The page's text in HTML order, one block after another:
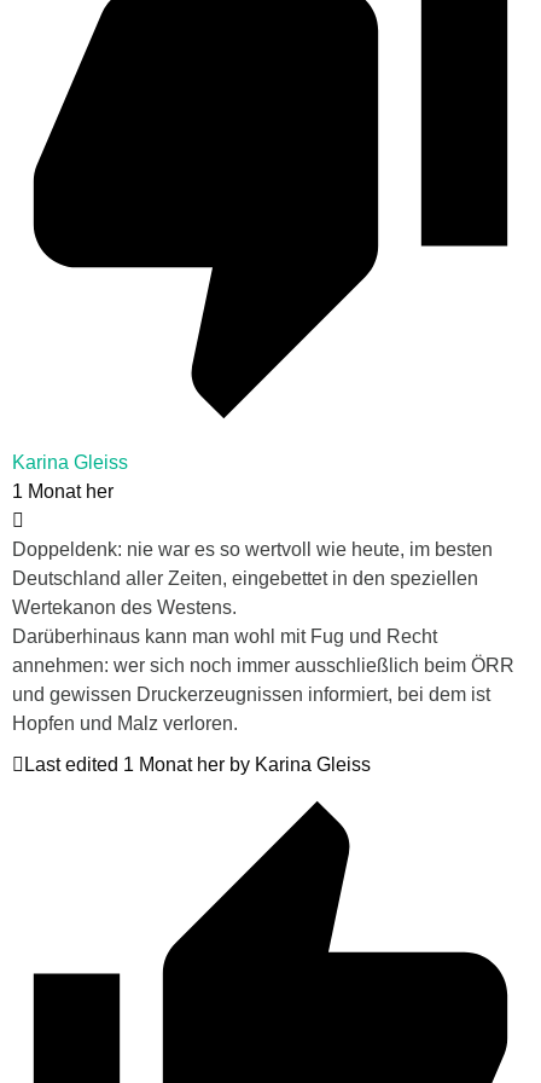
Karina Gleiss
1 Monat her
Doppeldenk: nie war es so wertvoll wie heute, im besten
Deutschland aller Zeiten, eingebettet in den speziellen
Wertekanon des Westens.
Darüberhinaus kann man wohl mit Fug und Recht
annehmen: wer sich noch immer ausschließlich beim ÖRR
und gewissen Druckerzeugnissen informiert, bei dem ist
Hopfen und Malz verloren.
Last edited 1 Monat her by Karina Gleiss